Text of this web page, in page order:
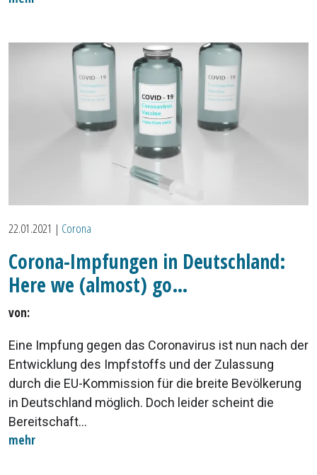
22.01.2021 | Corona
Corona-Impfungen in Deutschland:
Here we (almost) go…
von:
Eine Impfung gegen das Coronavirus ist nun nach der
Entwicklung des Impfstoffs und der Zulassung
durch die EU-Kommission für die breite Bevölkerung
in Deutschland möglich. Doch leider scheint die
Bereitschaft...
mehr